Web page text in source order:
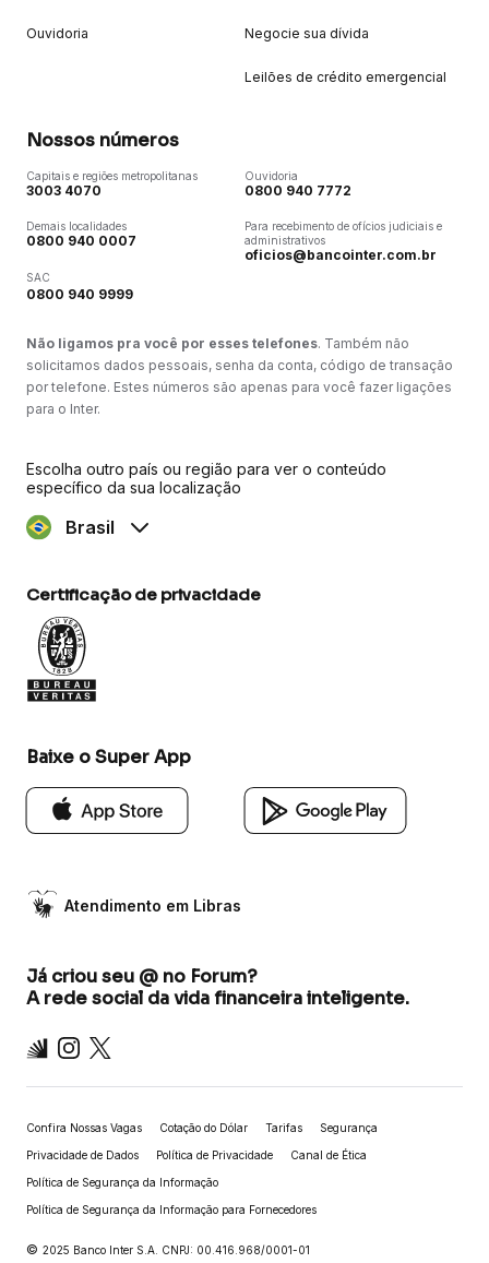
Ouvidoria Negocie sua dívida
Leilões de crédito emergencial
Nossos números
Capitais e regiões metropolitanas
3003 4070
Demais localidades
0800 940 0007
SAC
0800 940 9999
Ouvidoria
0800 940 7772
Para recebimento de ofícios judiciais e
administrativos
oficios@bancointer.com.br
Não ligamos pra você por esses telefones. Também não
solicitamos dados pessoais, senha da conta, código de transação
por telefone. Estes números são apenas para você fazer ligações
para o Inter.
Escolha outro país ou região para ver o conteúdo
específico da sua localização
Brasil
Certificação de privacidade
Baixe o Super App
Atendimento em Libras
Já criou seu @ no Forum?
A rede social da vida financeira inteligente.
Inter Instagram
X
Confira Nossas Vagas Cotação do Dólar Tarifas Segurança
Privacidade de Dados Política de Privacidade Canal de Ética
Política de Segurança da Informação
Política de Segurança da Informação para Fornecedores
© 2025 Banco Inter S.A. CNPJ: 00.416.968/0001-01